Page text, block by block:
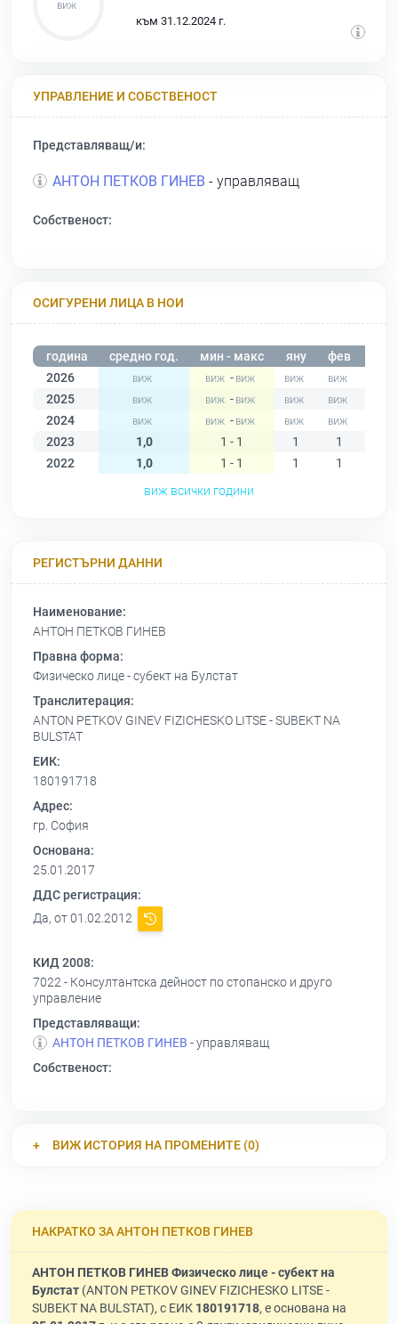
към 31.12.2024 г.
УПРАВЛЕНИЕ И СОБСТВЕНОСТ
Представляващ/и:
АНТОН ПЕТКОВ ГИНЕВ - управляващ
Собственост:
ОСИГУРЕНИ ЛИЦА В НОИ
година средно год. мин - макс яну фев
2026
-
2025
-
2024
-
2023
1,0 1 - 1 1 1
2022
1,0 1 - 1 1 1
виж всички години
РЕГИСТЪРНИ ДАННИ
Наименование:
АНТОН ПЕТКОВ ГИНЕВ
Правна форма:
Физическо лице - субект на Булстат
Транслитерация:
ANTON PETKOV GINEV FIZICHESKO LITSE - SUBEKT NA
BULSTAT
ЕИК:
180191718
Адрес:
гр. София
Основана:
25.01.2017
ДДС регистрация:
Да, от 01.02.2012
КИД 2008:
7022 - Консултантска дейност по стопанско и друго
управление
Представляващи:
АНТОН ПЕТКОВ ГИНЕВ - управляващ
Собственост:
ВИЖ ИСТОРИЯ НА ПРОМЕНИТЕ (0)
НАКРАТКО ЗА АНТОН ПЕТКОВ ГИНЕВ
АНТОН ПЕТКОВ ГИНЕВ Физическо лице - субект на
Булстат (ANTON PETKOV GINEV FIZICHESKO LITSE -
SUBEKT NA BULSTAT), с ЕИК 180191718, е основана на